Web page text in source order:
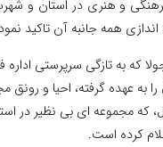
و هنری در استان و
همه جانبه آن تاکید
که به تازگی سرپرستی اداره
به عهده گرفته، احیا و
که مجموعه ای بی نظیر در
کرده است.